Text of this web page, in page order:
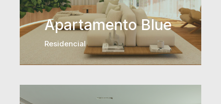
Apartamento Blue
Residencial